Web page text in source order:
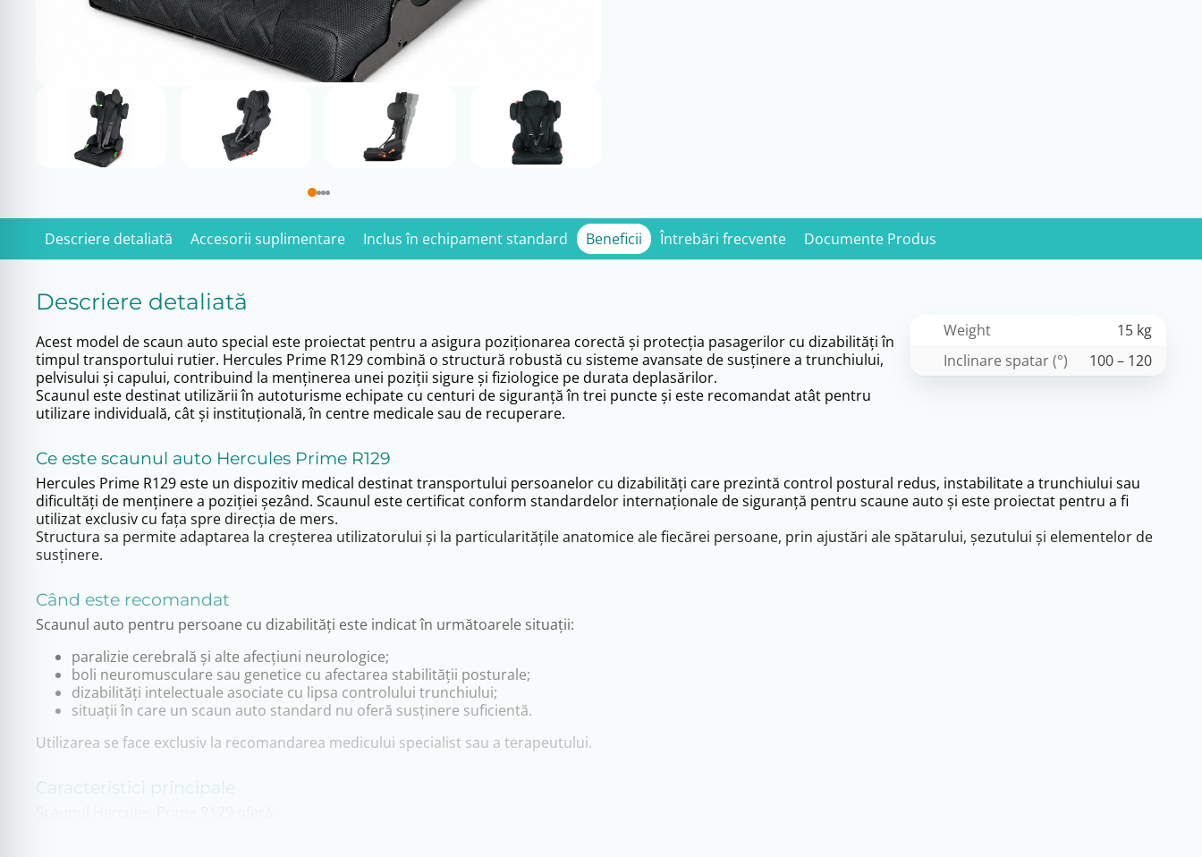
Descriere detaliată Accesorii suplimentare Inclus în echipament standard Beneficii Întrebări frecvente Documente Produs
Descriere detaliată
Weight
15 kg
Inclinare spatar (°)
100 – 120
Acest model de scaun auto special este proiectat pentru a asigura poziționarea corectă și protecția pasagerilor cu dizabilități în
timpul transportului rutier. Hercules Prime R129 combină o structură robustă cu sisteme avansate de susținere a trunchiului,
pelvisului și capului, contribuind la menținerea unei poziții sigure și fiziologice pe durata deplasărilor.
Scaunul este destinat utilizării în autoturisme echipate cu centuri de siguranță în trei puncte și este recomandat atât pentru
utilizare individuală, cât și instituțională, în centre medicale sau de recuperare.
Ce este scaunul auto Hercules Prime R129
Hercules Prime R129 este un dispozitiv medical destinat transportului persoanelor cu dizabilități care prezintă control postural redus, instabilitate a trunchiului sau
dificultăți de menținere a poziției șezând. Scaunul este certificat conform standardelor internaționale de siguranță pentru scaune auto și este proiectat pentru a fi
utilizat exclusiv cu fața spre direcția de mers.
Structura sa permite adaptarea la creșterea utilizatorului și la particularitățile anatomice ale fiecărei persoane, prin ajustări ale spătarului, șezutului și elementelor de
susținere.
Când este recomandat
Scaunul auto pentru persoane cu dizabilități este indicat în următoarele situații:
paralizie cerebrală și alte afecțiuni neurologice;
boli neuromusculare sau genetice cu afectarea stabilității posturale;
dizabilități intelectuale asociate cu lipsa controlului trunchiului;
situații în care un scaun auto standard nu oferă susținere suficientă.
Utilizarea se face exclusiv la recomandarea medicului specialist sau a terapeutului.
Caracteristici principale